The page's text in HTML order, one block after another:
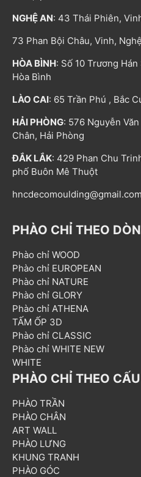
NGHỆ AN: 43 Thái Phiên,
73 Phan Bội Châu, Vinh,
HÒA BÌNH: Số 10 Trương
Hòa Bình
LÀO CAI: 65 Trần Phú , Bắc
HẢI PHÒNG: 576 Nguyễn
Chân, Hải Phòng
ĐẮK LẮK: 429 Phan Chu
phố Buôn Mê Thuột
hncdecomoulding@gmail.com
PHÀO CHỈ THEO
Phào chỉ WOOD
Phào chỉ EUROPEAN
Phào chỉ NATURE
Phào chỉ GLORY
Phào chỉ ATHENA
TẤM ỐP 3D
Phào chỉ CLASSIC
Phào chỉ WHITE NEW
WHITE
PHÀO CHỈ THEO
PHÀO TRẦN
PHÀO CHÂN
ART WALL
PHÀO LƯNG
KHUNG TRANH
PHÀO GÓC